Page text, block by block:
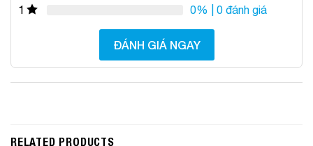
1
0% | 0 đánh giá
ĐÁNH GIÁ NGAY
RELATED PRODUCTS